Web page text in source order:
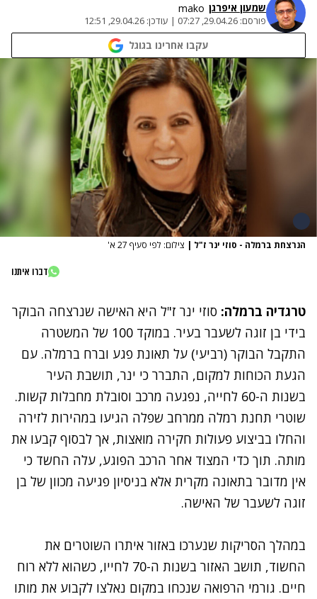
שמעון איפרגן​ mako
פורסם: 29.04.26, 07:27
| עודכן: 29.04.26, 12:51
עקבו אחרינו בגוגל
הנרצחת ברמלה - סוזי ינר ז"ל | צילום: לפי סעיף 27 א'
דברו איתנו
טרגדיה ברמלה: סוזי ינר ז"ל היא האישה שנרצחה הבוקר
בידי בן זוגה לשעבר בעיר. במוקד 100 של המשטרה
התקבל הבוקר (רביעי) על תאונת פגע וברח ברמלה. עם
הגעת הכוחות למקום, התברר כי ינר, תושבת העיר
בשנות ה-60 לחייה, נפגעה מרכב וסובלת מחבלות קשות.
שוטרי תחנת רמלה ממרחב שפלה הגיעו במהירות לזירה
והחלו בביצוע פעולות חקירה מואצות, אך לבסוף קבעו את
מותה. תוך כדי המצוד אחר הרכב הפוגע, עלה החשד כי
אין מדובר בתאונה מקרית אלא בניסיון פגיעה מכוון של בן
זוגה לשעבר של האישה.
במהלך הסריקות שנערכו באזור איתרו השוטרים את
החשוד, תושב האזור בשנות ה-70 לחייו, כשהוא ללא רוח
חיים. גורמי הרפואה שנכחו במקום נאלצו לקבוע את מותו